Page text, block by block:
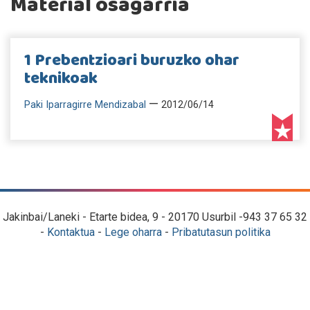
1 Prebentzioari buruzko ohar
teknikoak
Paki Iparragirre Mendizabal — 2012/06/14
Jakinbai/Laneki - Etarte bidea, 9 - 20170 Usurbil -943 37 65 32
- Kontaktua- Lege oharra- Pribatutasun politika